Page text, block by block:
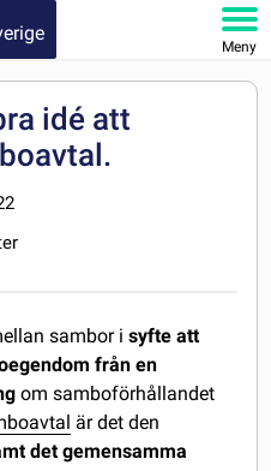
Meny
idé att
sambor isyfte att
från en
om samboförhållandet
är det den
det gemensamma